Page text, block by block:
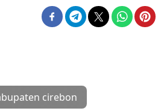
cirebon